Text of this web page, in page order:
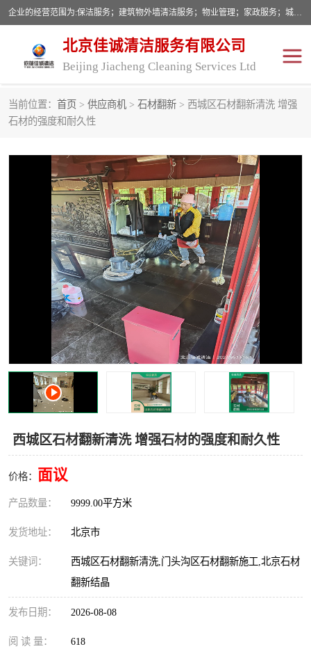
企业的经营范围为:保洁服务；建筑物外墙清洁服务；物业管理；家政服务；城市园林绿化；劳务分包；技术开发、技术转让、技术服务；销售保洁设备、卫生用品、化工产品（不含危险化学品及一类易制毒化学品）、日用品、办公设备、建筑材料、装饰材料；图文设计；清洁服务（不含餐具消毒）；中央空调维修；工程设计；施工总承包；专业承包。
北京佳诚清洁服务有限公司
Beijing Jiacheng Cleaning Services Ltd
当前位置： 首页 > 供应商机 > 石材翻新 > 西城区石材翻新清洗 增强
石材的强度和耐久性
西城区石材翻新清洗 增强石材的强度和耐久性
价格： 面议
产品数量： 9999.00平方米
发货地址： 北京市
关键词：
西城区石材翻新清洗,门头沟区石材翻新施工,北京石材
翻新结晶
发布日期： 2026-08-08
阅 读 量： 618
外墙清洗
开荒保洁 保洁服务
石材翻新 建筑物外墙维修